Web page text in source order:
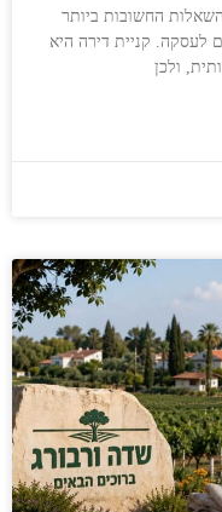
החשובות ביותר
לעסקה. קניית דירה היא
ולכן